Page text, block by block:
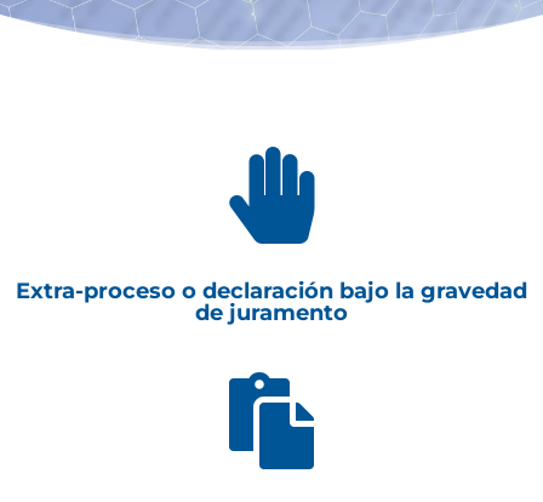

Extra-proceso o declaración bajo la gravedad
de juramento
